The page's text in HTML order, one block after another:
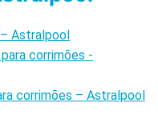
Astralpool
corrimões – Astralpool